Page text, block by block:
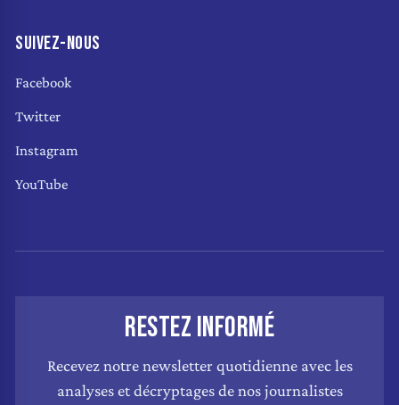
SUIVEZ-NOUS
Facebook
Twitter
Instagram
YouTube
RESTEZ INFORMÉ
Recevez notre newsletter quotidienne avec les
analyses et décryptages de nos journalistes